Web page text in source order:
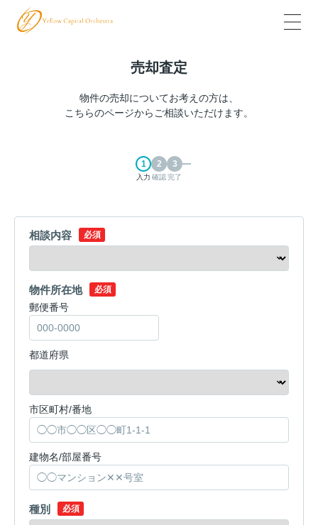
売却査定
物件の売却についてお考えの方は、
こちらのページからご相談いただけます。
入力 確認完了
相談内容 必須
物件所在地 必須
郵便番号
都道府県
市区町村/番地
建物名/部屋番号
種別 必須